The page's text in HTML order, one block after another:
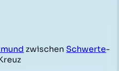
zwischen Schwerte-